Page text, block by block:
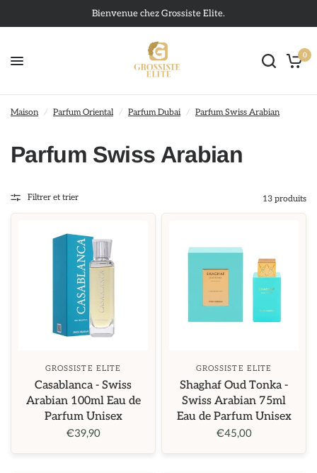
Bienvenue chez Grossiste Elite.
0
Maison / Parfum Oriental / Parfum Dubai / Parfum Swiss Arabian
Parfum Swiss Arabian
Filtrer et trier 13 produits
GROSSISTE ELITE
Casablanca - Swiss
Arabian 100ml Eau de
Parfum Unisex
€39,90
GROSSISTE ELITE
Shaghaf Oud Tonka -
Swiss Arabian 75ml
Eau de Parfum Unisex
€45,00